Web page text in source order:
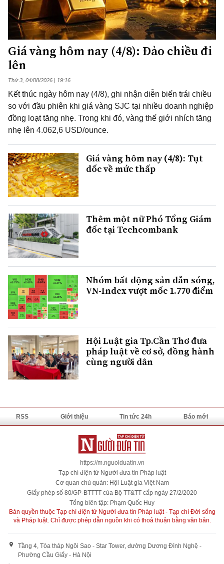
Giá vàng hôm nay (4/8): Đảo chiều đi
lên
Thứ 3, 04/08/2026 | 19:16
Kết thúc ngày hôm nay (4/8), ghi nhận diễn biến trái chiều
so với đầu phiên khi giá vàng SJC tại nhiều doanh nghiệp
đồng loạt tăng nhẹ. Trong khi đó, vàng thế giới nhích tăng
nhẹ lên 4.062,6 USD/ounce.
Giá vàng hôm nay (4/8): Tụt
dốc về mức thấp
Thêm một nữ Phó Tổng Giám
đốc tại Techcombank
Nhóm bất động sản dẫn sóng,
VN-Index vượt mốc 1.770 điểm
Hội Luật gia Tp.Cần Thơ đưa
pháp luật về cơ sở, đồng hành
cùng người dân
RSS Giới thiệu Tin tức 24h Báo mới
https://m.nguoiduatin.vn
Tạp chí điện tử Người đưa tin Pháp luật
Cơ quan chủ quản: Hội Luật gia Việt Nam
Giấy phép số 80/GP-BTTTT của Bộ TT&TT cấp ngày 27/2/2020
Tổng biên tập: Phạm Quốc Huy
Bản quyền thuộc Tạp chí điện tử Người đưa tin Pháp luật - Tạp chí Đời sống
và Pháp luật. Chỉ được phép dẫn nguồn khi có thoả thuận bằng văn bản.
Tầng 4, Tòa tháp Ngôi Sao - Star Tower, đường Dương Đình Nghệ -
Phường Cầu Giấy - Hà Nội